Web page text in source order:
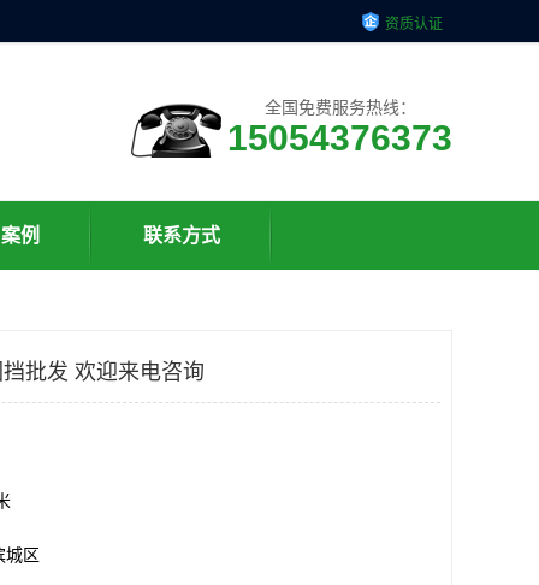
资质认证
全国免费服务热线：
15054376373
例 联系方式
批发 欢迎来电咨询
城区